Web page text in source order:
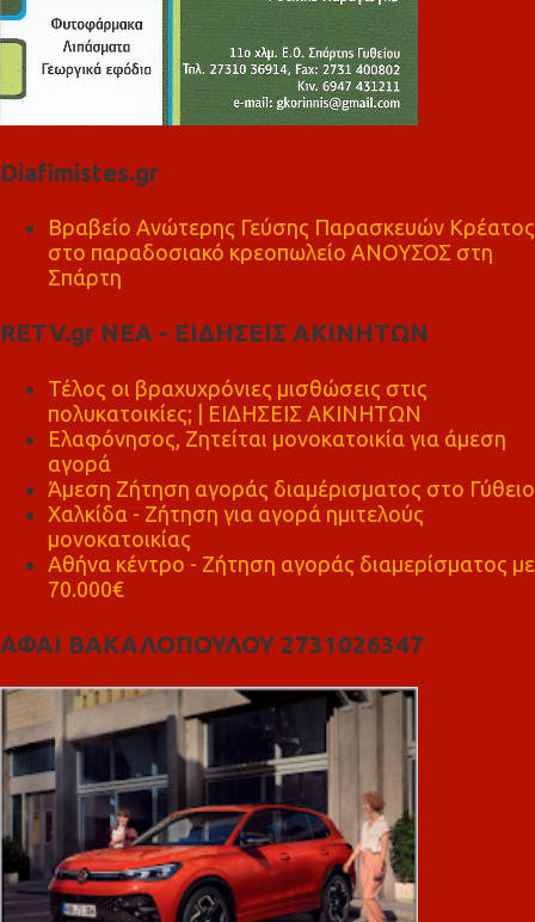
Diafimistes.gr
Βραβείο Ανώτερης Γεύσης Παρασκευών Κρέατος
στο παραδοσιακό κρεοπωλείο ΑΝΟΥΣΟΣ στη
Σπάρτη
RETV.gr ΝΕΑ - ΕΙΔΗΣΕΙΣ ΑΚΙΝΗΤΩΝ
Τέλος οι βραχυχρόνιες μισθώσεις στις
πολυκατοικίες; | ΕΙΔΗΣΕΙΣ ΑΚΙΝΗΤΩΝ
Ελαφόνησος, Ζητείται μονοκατοικία για άμεση
αγορά
Άμεση Ζήτηση αγοράς διαμέρισματος στο Γύθειο
Χαλκίδα - Ζήτηση για αγορά ημιτελούς
μονοκατοικίας
Αθήνα κέντρο - Ζήτηση αγοράς διαμερίσματος με
70.000€
ΑΦΑΙ ΒΑΚΑΛΟΠΟΥΛΟΥ 2731026347